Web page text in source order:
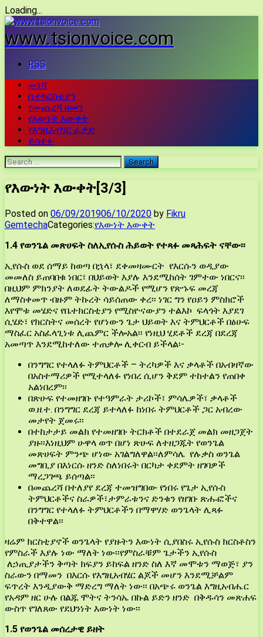
Loading...
Skip
to
content
www.tsionvoice.com
RSS
መነሻ
ቤተክርስቲያን
የመጨረሻ ዘመን
የእውነት እውቀት
የእግዚአብሄር ፈቃድ
ይሳተፉ
Search
for:
የእውነት እውቀት[3/3]
Posted on 06/09/201906/10/2020 by Fikru
GemtechaCategories:የእውነት እውቀት
1.4 የወንጌል መጽሀፍት ስለኢየሱስ ሕይወት የተጻፉ መጻሕፍት ናቸው፡፡
ኢየሱስ ወደ ሰማይ ከወጣ በኋላ፣ ደቀመዛሙርት የእርሱን ወዲያው
መመለስ ይጠባበቁ ነበር፣ በህይወት እያሉ እንደሚከሰት ገምተው ነበርና፡፡
በዚህም ምክንያት ለወደፊት ትውልዶች የሚሆን የጽኁፍ መረጃ
ለማስቀመጥ ብዙም ትኩረት ሳይሰጠው ቀረ፡፡ ነገር ግን የዐይን ምስክሮች
እየሞቱ መሄድና የቤተክርስቲያን የሚስዮናውያን ተልእኮ ፍላጎት እያደገ
ሲሄድ፣ የክርስትና መሰረት የሆነውን ጌታ ህይወት እና ትምህርቶች በፅሁፍ
ማስፈር አስፈላጊነቱ ሊጨምር ችሎአል፡፡ የነዚህ ሂደቶች ደረጃ በደረጃ
አመጣጥ እንደሚከተለው ተጠቃሎ ሊቀርብ ይችላል፡-
በንግግር የተላለፉ ትምህርቶች – ትረካዎች እና ቃላቶች በአብዛኛው
በአስተማሪዎች የሚተላለፉ የነበረ ሲሆን ቅደም ተከተልን የጠበቀ
አልነበረም፡፡
በጽሁፍ የተመዘገቡ የተዓምራት ታሪኮች፣ ምሳሌዎች፣ ቃላቶች
ወ.ዘ.ተ. በንግግር ደረጃ ይተላለፉ ከነበሩ ትምህርቶች ጋር አብረው
መታየት ጀመሩ፡፡
በተከታታይ መልክ የተመዘገቡ ትርክቶች በተደራጀ መልክ መዘጋጀት
ያዙ፡፡እነዚህም ሁዋላ ወጥ በሆነ ጽሁፍ ለተዘጋጁት የወንጌል
መጽሀፍት ምንጭ ሆነው አገልግለዋል፡፡ለምሳሌ የሉቃስ ወንጌል
መግቢያ በእነርሱ ዘንድ ስለነበሩት በርካታ ቀደምት ዘገባዎች
ማረጋገጫ ይሰጣል፡፡
በመጨረሻ በተለያየ ደረጃ ተመዝግበው የነበሩ የጌታ ኢየሱስ
ትምህርቶችና ስራዎች፣ታምራቱንና ድንቁን የዘገቡ ጽሑፎችና
በንግግር የተላለፉ ትምህርቶችን በማዋሃድ ወንጌላት ሊጻፉ
በቅተዋል፡፡
ዛሬም ክርስቲያኖች ወንጌላት የያዙትን እውነት ሲያበስሩ ኢየሱስ ክርስቶስን
የምስራች እያሉ ነው ማለት ነው፡፡የምስራቹም ጌታችን ኢየሱስ
ለኃጢያታችን ቅጣት ክፍያን ይከፍል ዘንድ ስለ እኛ መሞቱን ማወጅ፣ ያን
ስራውን በማመን በእርሱ የእግዚአብሄር ልጆች መሆን እንደሚቻልም
ፍጥረት እንዲያውቅ ማድረግ ማለት ነው፡፡ በአጭሩ ወንጌል እግዚአብሔር
የአዳም ዘር ሁሉ በልጁ ሞትና ትንሳኤ በኩል ይድን ዘንድ በቅዱሳን መጽሐፍ
ውስጥ የገለጸው የደህንነት እውነት ነው፡፡
1.5 የወንጌል መሰረታዊ ይዘት